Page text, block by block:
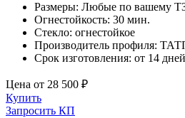
Размеры: Любые по вашему
Огнестойкость: 30 мин.
Стекло: огнестойкое
Производитель профиля:
Срок изготовления: от 14 дней
Цена от 28 500 ₽
Купить
Запросить КП